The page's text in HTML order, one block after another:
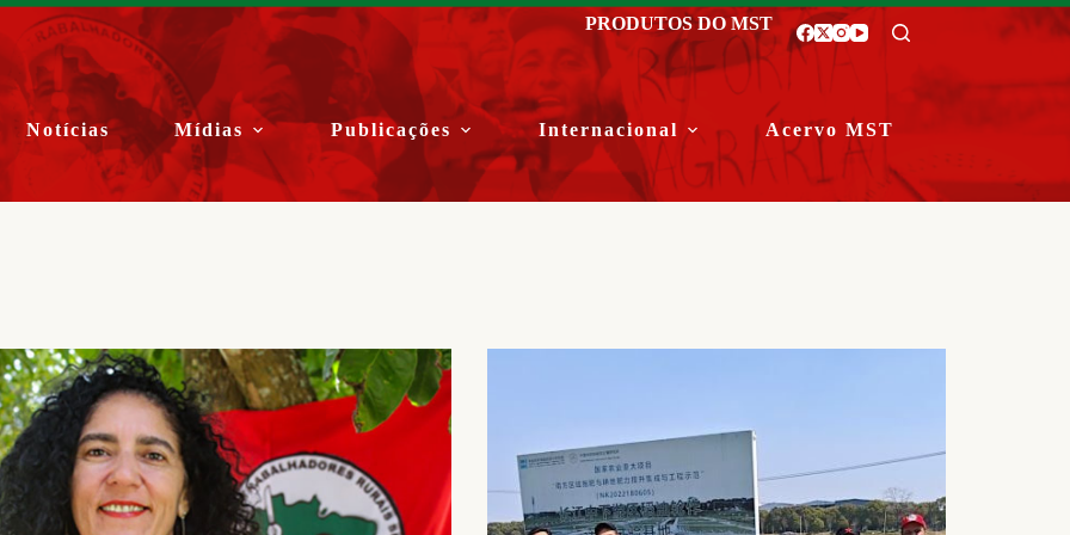
PRODUTOS DO MST
Notícias Mídias Publicações Internacional Acervo MST